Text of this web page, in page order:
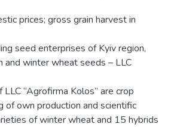
prices; gross grain harvest in
seed enterprises of Kyiv region,
and winter wheat seeds – LLC
“Agrofirma Kolos” are crop
of own production and scientific
of winter wheat and 15 hybrids